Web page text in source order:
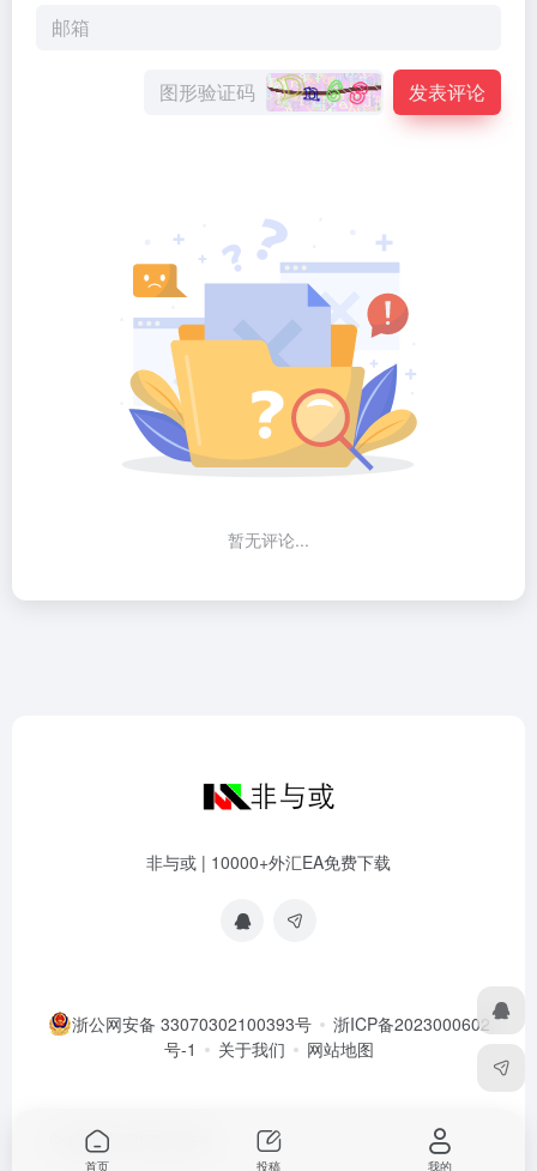
发表评论
暂无评论...
非与或 | 10000+外汇EA免费下载
浙公网安备 33070302100393号
浙ICP备2023000602
号-1
关于我们 网站地图
Copyright © 2026
首页 投稿 我的